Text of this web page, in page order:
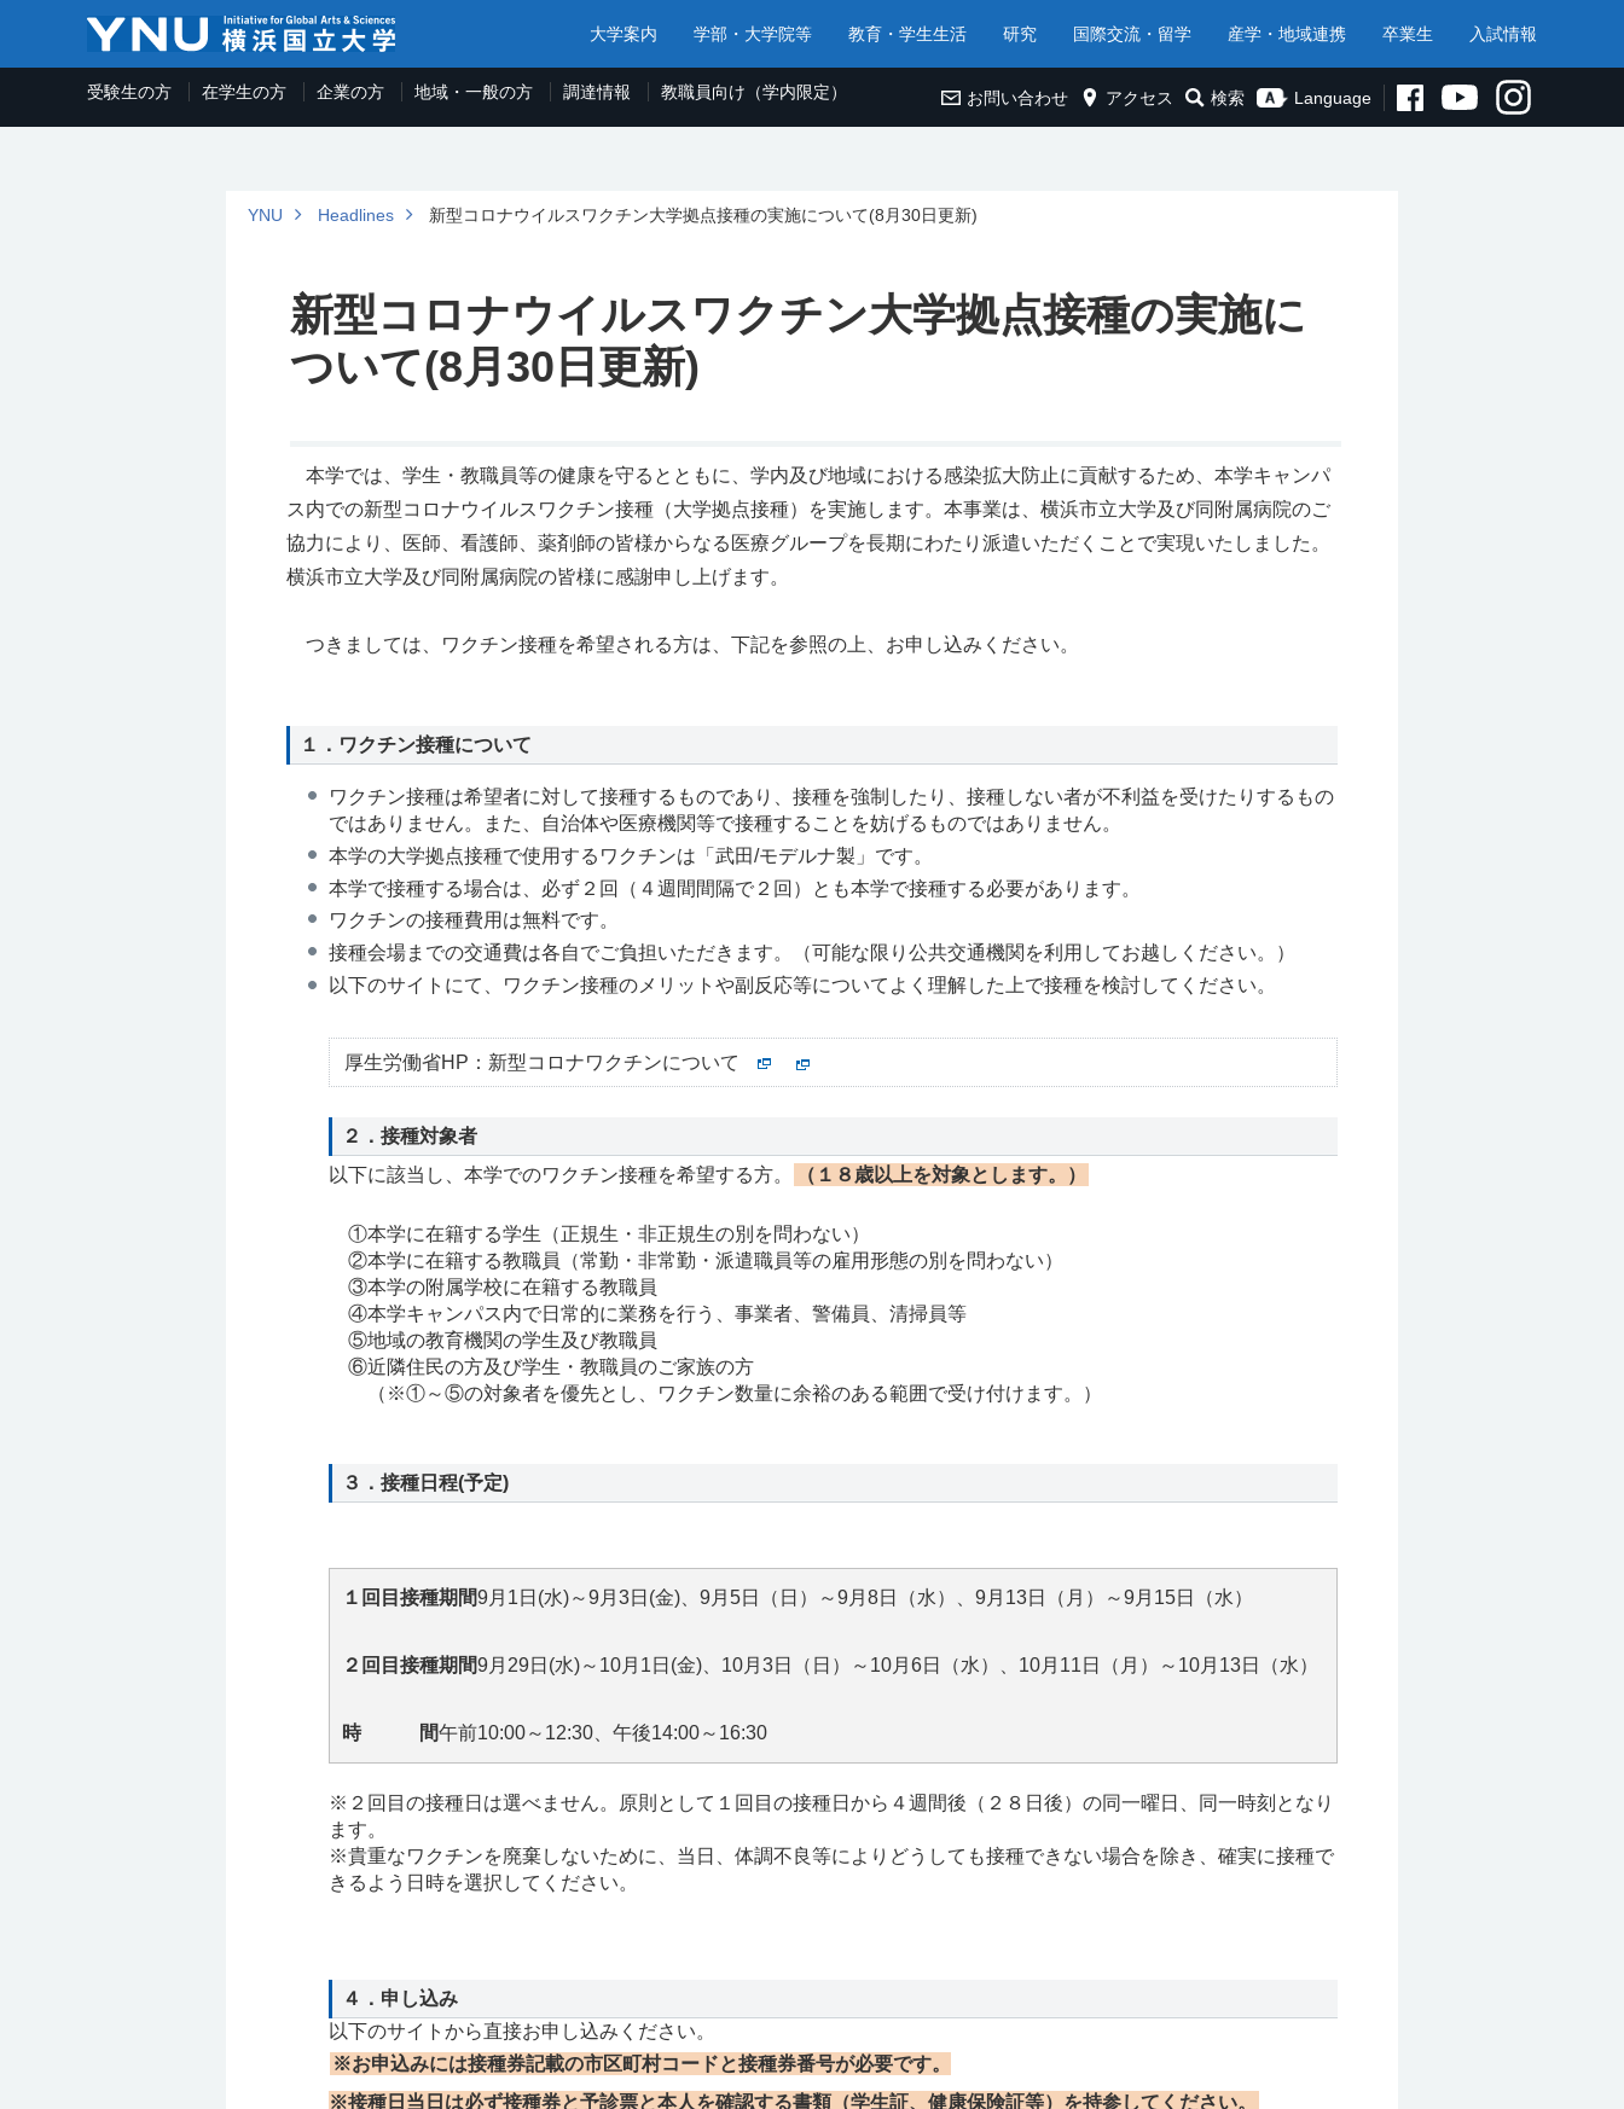
大学案内 学部・大学院等 教育・学生生活 研究 国際交流・留学 産学・地域連携 卒業生 入試情報
受験生の方 在学生の方 企業の方 地域・一般の方 調達情報 教職員向け（学内限定） お問い合わせ アクセス 検索 Language
YNU Headlines 新型コロナウイルスワクチン大学拠点接種の実施について(8月30日更新)
新型コロナウイルスワクチン大学拠点接種の実施に
ついて(8月30日更新)
本学では、学生・教職員等の健康を守るとともに、学内及び地域における感染拡大防止に貢献するため、本学キャンパ
ス内での新型コロナウイルスワクチン接種（大学拠点接種）を実施します。本事業は、横浜市立大学及び同附属病院のご
協力により、医師、看護師、薬剤師の皆様からなる医療グループを長期にわたり派遣いただくことで実現いたしました。
横浜市立大学及び同附属病院の皆様に感謝申し上げます。
つきましては、ワクチン接種を希望される方は、下記を参照の上、お申し込みください。
１．ワクチン接種について
ワクチン接種は希望者に対して接種するものであり、接種を強制したり、接種しない者が不利益を受けたりするもの
ではありません。また、自治体や医療機関等で接種することを妨げるものではありません。
本学の大学拠点接種で使用するワクチンは「武田/モデルナ製」です。
本学で接種する場合は、必ず２回（４週間間隔で２回）とも本学で接種する必要があります。
ワクチンの接種費用は無料です。
接種会場までの交通費は各自でご負担いただきます。（可能な限り公共交通機関を利用してお越しください。）
以下のサイトにて、ワクチン接種のメリットや副反応等についてよく理解した上で接種を検討してください。
厚生労働省HP：新型コロナワクチンについて
２．接種対象者
以下に該当し、本学でのワクチン接種を希望する方。
（１８歳以上を対象とします。）
①本学に在籍する学生（正規生・非正規生の別を問わない）
②本学に在籍する教職員（常勤・非常勤・派遣職員等の雇用形態の別を問わない）
③本学の附属学校に在籍する教職員
④本学キャンパス内で⽇常的に業務を行う、事業者、警備員、清掃員等
⑤地域の教育機関の学生及び教職員
⑥近隣住民の方及び学生・教職員のご家族の方
（※①～⑤の対象者を優先とし、ワクチン数量に余裕のある範囲で受け付けます。）
３．接種日程(予定)
１回目接種期間9月1日(水)～9月3日(金)、9月5日（日）～9月8日（水）、9月13日（月）～9月15日（水）
２回目接種期間9月29日(水)～10月1日(金)、10月3日（日）～10月6日（水）、10月11日（月）～10月13日（水）
時 間午前10:00～12:30、午後14:00～16:30
※２回目の接種日は選べません。原則として１回目の接種日から４週間後（２８日後）の同一曜日、同一時刻となり
ます。
※貴重なワクチンを廃棄しないために、当日、体調不良等によりどうしても接種できない場合を除き、確実に接種で
きるよう日時を選択してください。
４．申し込み
以下のサイトから直接お申し込みください。
※お申込みには接種券記載の市区町村コードと接種券番号が必要です。
※接種日当日は必ず接種券と予診票と本人を確認する書類（学生証、健康保険証等）を持参してください。